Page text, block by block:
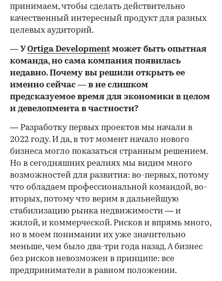
принимаем, чтобы сделать действительно
качественный интересный продукт для разных
целевых аудиторий.
— УOrtiga Development может быть опытная
команда, но сама компания появилась
недавно. Почему вы решили открыть ее
именно сейчас — в не слишком
предсказуемое время для экономики в целом
и девелопмента в частности?
— Разработку первых проектов мы начали в
2022 году. И да, в тот момент начало нового
бизнеса могло показаться странным решением.
Но в сегодняшних реалиях мы видим много
возможностей для развития: во-первых, потому
что обладаем профессиональной командой, во-
вторых, потому что верим в дальнейшую
стабилизацию рынка недвижимости — и
жилой, и коммерческой. Рисков и впрямь много,
но в моем понимании их уже значительно
меньше, чем было два-три года назад. А бизнес
без рисков невозможен в принципе: все
предприниматели в равном положении.